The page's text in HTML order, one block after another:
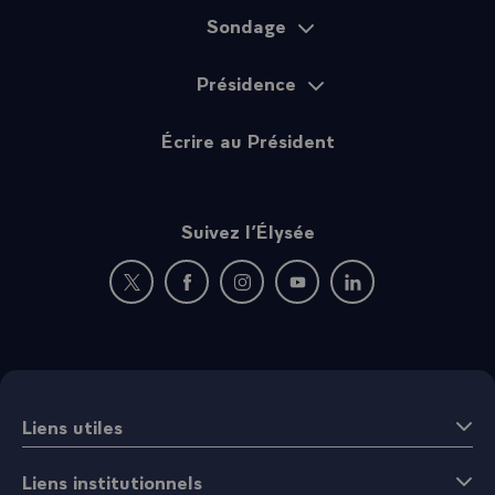
Sondage
Présidence
Écrire au Président
Suivez l’Élysée
Nouvelle fenêtre : rejoignez-nous sur Twitter
Nouvelle fenêtre : rejoignez-nous sur
Nouvelle fenêtre : rejoignez-nous
Nouvelle fenêtre :
Nouvelle fenêtre :
Liens utiles
Liens institutionnels